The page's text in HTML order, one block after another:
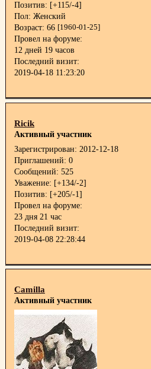
Позитив: [+115/-4]
Пол: Женский
Возраст: 66 [1960-01-25]
Провел на форуме:
12 дней 19 часов
Последний визит:
2019-04-18 11:23:20
Ricik
Активный участник
Зарегистрирован: 2012-12-18
Приглашений: 0
Сообщений: 525
Уважение: [+134/-2]
Позитив: [+205/-1]
Провел на форуме:
23 дня 21 час
Последний визит:
2019-04-08 22:28:44
Camilla
Активный участник